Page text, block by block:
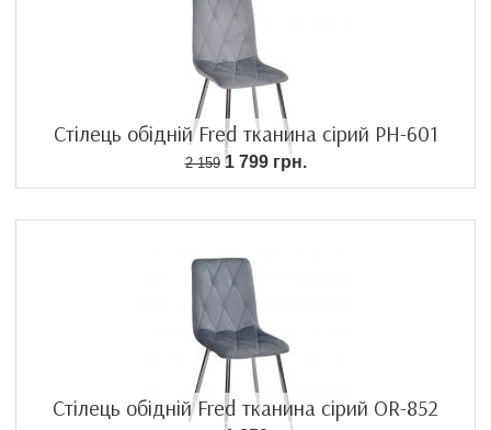
Стілець обідній Fred тканина сірий PH-601
2 1591 799 грн.
Стілець обідній Fred тканина сірий OR-852